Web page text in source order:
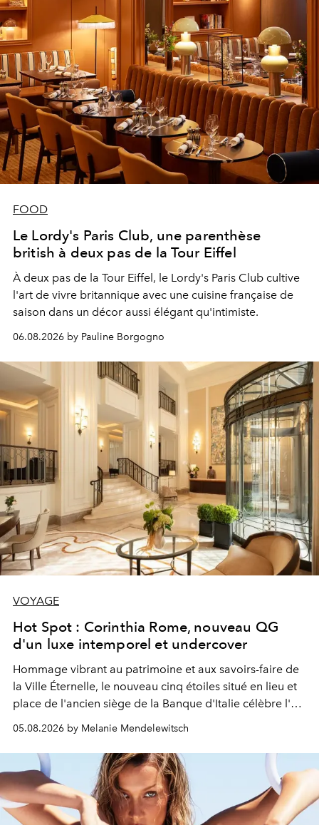
FOOD
Le Lordy's Paris Club, une parenthèse
british à deux pas de la Tour Eiffel
À deux pas de la Tour Eiffel, le Lordy's Paris Club cultive
l'art de vivre britannique avec une cuisine française de
saison dans un décor aussi élégant qu'intimiste.
06.08.2026 by Pauline Borgogno
VOYAGE
Hot Spot : Corinthia Rome, nouveau QG
d'un luxe intemporel et undercover
Hommage vibrant au patrimoine et aux savoirs-faire de
la Ville Éternelle, le nouveau cinq étoiles situé en lieu et
place de l'ancien siège de la Banque d'Italie célèbre l'art
de vivre Romain dans toute son élégance intemporelle.
05.08.2026 by Melanie Mendelewitsch